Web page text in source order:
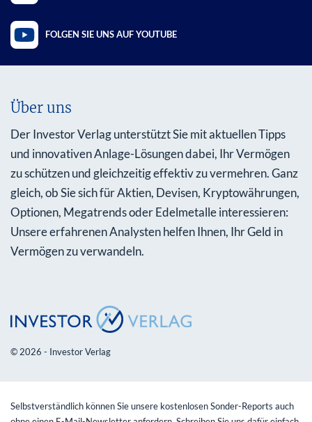
FOLGEN SIE UNS AUF YOUTUBE
Über uns
Der Investor Verlag unterstützt Sie mit aktuellen Tipps
und innovativen Anlage-Lösungen dabei, Ihr Vermögen
zu schützen und gleichzeitig effektiv zu vermehren. Ganz
gleich, ob Sie sich für Aktien, Devisen, Kryptowährungen,
Optionen, Megatrends oder Edelmetalle interessieren:
Unsere erfahrenen Analysten helfen Ihnen, Ihr Geld in
Vermögen zu verwandeln.
© 2026 - Investor Verlag
Selbstverständlich können Sie unsere kostenlosen Sonder-Reports auch